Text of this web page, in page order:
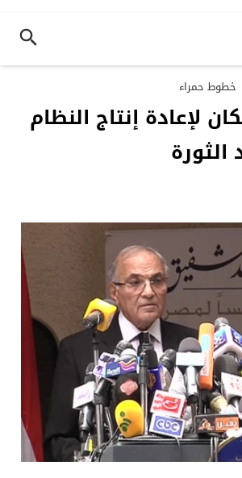
خطوط حمراء
لإعادة إنتاج النظام